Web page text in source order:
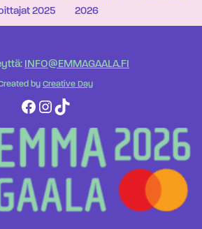
2025
2026
INFO@EMMAGAALA.FI
by Creative Day